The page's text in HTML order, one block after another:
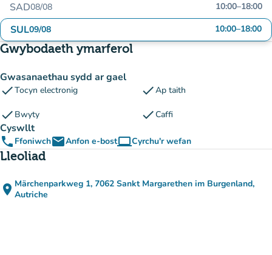
SAD08/08 10:00–18:00
SUL09/08 10:00–18:00
Gwybodaeth ymarferol
Gwasanaethau sydd ar gael
checkTocyn electronig checkAp taith
check Bwyty checkCaffi
Cyswllt
phone FfoniwchemailAnfon e-bostcomputerCyrchu'r wefan
(tab newydd)
Lleoliad
place Märchenparkweg 1, 7062 Sankt Margarethen im Burgenland,
Autriche